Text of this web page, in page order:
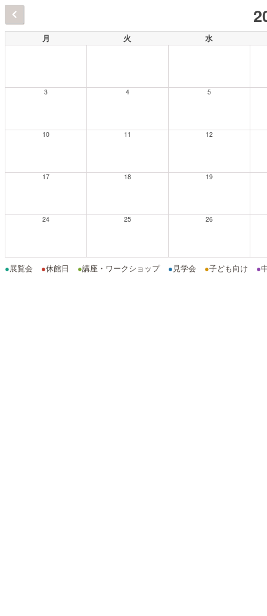
月 火 水
3 4 5
10 11 12
17 18 19
24 25 26
●展覧会 ●休館日 ●講座・ワークショップ ● 見学会 ●子ども向け ●